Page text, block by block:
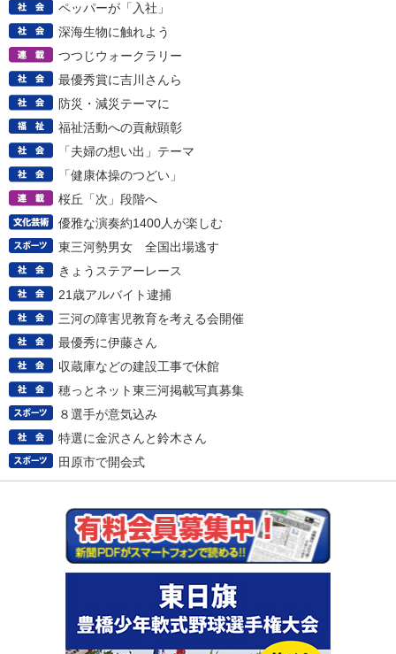
ペッパーが「入社」
深海生物に触れよう
つつじウォークラリー
最優秀賞に吉川さんら
防災・減災テーマに
福祉活動への貢献顕彰
「夫婦の想い出」テーマ
「健康体操のつどい」
桜丘「次」段階へ
優雅な演奏約1400人が楽しむ
東三河勢男女 全国出場逃す
きょうステアーレース
21歳アルバイト逮捕
三河の障害児教育を考える会開催
最優秀に伊藤さん
収蔵庫などの建設工事で休館
穂っとネット東三河掲載写真募集
８選手が意気込み
特選に金沢さんと鈴木さん
田原市で開会式